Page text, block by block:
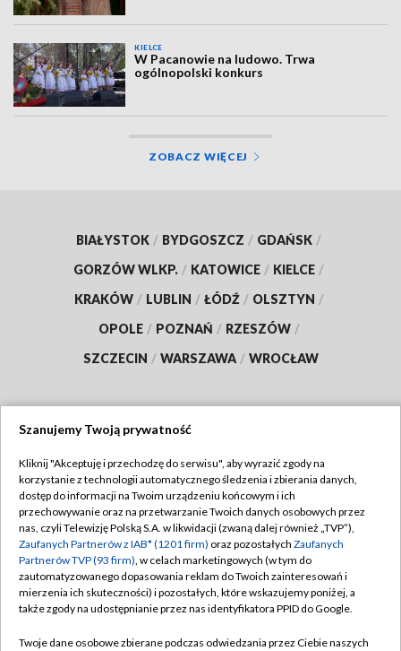
KIELCE
W Pacanowie na ludowo. Trwa
ogólnopolski konkurs
ZOBACZ WIĘCEJ
BIAŁYSTOK / BYDGOSZCZ / GDAŃSK /
GORZÓW WLKP. / KATOWICE / KIELCE /
KRAKÓW / LUBLIN / ŁÓDŹ / OLSZTYN /
OPOLE / POZNAŃ / RZESZÓW /
SZCZECIN / WARSZAWA / WROCŁAW
TVP
Abonament TVP
Emisja w TVP
Centrum informacji TVP
Naziemna Telewizja Cyfrowa
Regulamin TVP
Polityka prywatności
Moje zgody
Pomoc
Szanujemy Twoją prywatność
Kliknij "Akceptuję i przechodzę do serwisu", aby wyrazić zgody na
korzystanie z technologii automatycznego śledzenia i zbierania danych,
dostęp do informacji na Twoim urządzeniu końcowym i ich
przechowywanie oraz na przetwarzanie Twoich danych osobowych przez
nas, czyli Telewizję Polską S.A. w likwidacji (zwaną dalej również „TVP”),
Zaufanych Partnerów z IAB* (1201 firm) oraz pozostałych Zaufanych
Partnerów TVP (93 firm), w celach marketingowych (w tym do
zautomatyzowanego dopasowania reklam do Twoich zainteresowań i
mierzenia ich skuteczności) i pozostałych, które wskazujemy poniżej, a
także zgody na udostępnianie przez nas identyfikatora PPID do Google.
Twoje dane osobowe zbierane podczas odwiedzania przez Ciebie naszych